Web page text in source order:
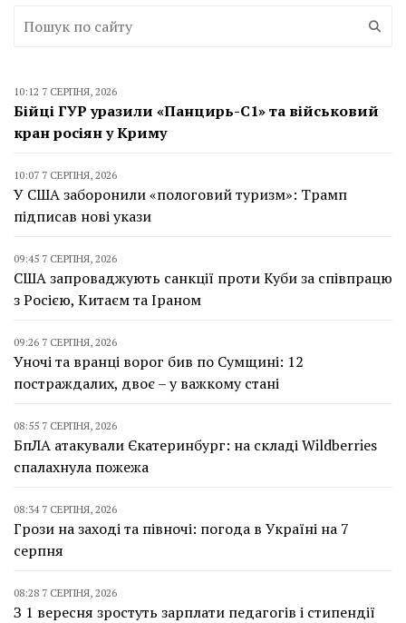
10:12 7 СЕРПНЯ, 2026
Бійці ГУР уразили «Панцирь-С1» та військовий
кран росіян у Криму
10:07 7 СЕРПНЯ, 2026
У США заборонили «пологовий туризм»: Трамп
підписав нові укази
09:45 7 СЕРПНЯ, 2026
США запроваджують санкції проти Куби за співпрацю
з Росією, Китаєм та Іраном
09:26 7 СЕРПНЯ, 2026
Уночі та вранці ворог бив по Сумщині: 12
постраждалих, двоє – у важкому стані
08:55 7 СЕРПНЯ, 2026
БпЛА атакували Єкатеринбург: на складі Wildberries
спалахнула пожежа
08:34 7 СЕРПНЯ, 2026
Грози на заході та півночі: погода в Україні на 7
серпня
08:28 7 СЕРПНЯ, 2026
З 1 вересня зростуть зарплати педагогів і стипендії